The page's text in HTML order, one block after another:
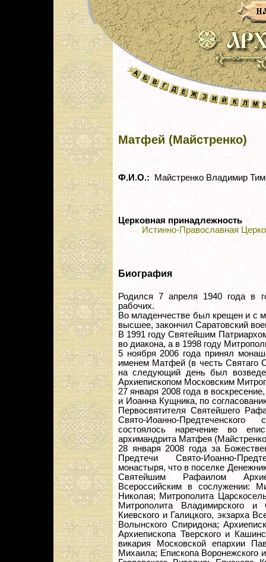
Матфей (Майстренко)
Ф.И.О.: Майстренко Владимир
Церковная принадлежность
Истинно-Православная
Биография
Родился 7 апреля 1940 года в
рабочих.
Во младенчестве был крещен и с
высшее, закончил Саратовский
В 1991 году Святейшим
во диакона, а в 1998 году
5 ноября 2006 года принял
именем Матфей (в честь Святаго
на следующий день был
Архиепископом Московским
27 января 2008 года в
и Иоанна Кущника, по
Первосвятителя Святейшего
Свято-Иоанно-Предтеченского
состоялось наречение во
архимандрита Матфея
28 января 2008 года за
Предтечи Свято-Иоанно-
монастыря, что в поселке
Святейшим Рафаилом
Всероссийским в сослужении:
Николая; Митрополита
Митрополита Владимирского и
Киевского и Галицкого, экзарха
Волынского Спиридона;
Архиепископа Тверского и
викария Московской епархии
Михаила; Епископа Воронежского